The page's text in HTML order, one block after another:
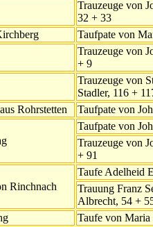
Trauzeuge von
32 + 33
Taufpate von
Trauzeuge von
+ 9
Trauzeuge von
Stadler, 116 +
Rohrstetten
Taufpate von
Taufpate von
Trauzeuge von
+ 91
Rinchnach
Taufe Adelheid
Trauung Franz
Albrecht, 54 +
Taufe von Maria